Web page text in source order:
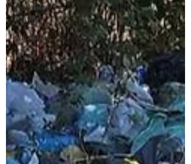
Cultura &
Eventi
Oroscopo
Sport